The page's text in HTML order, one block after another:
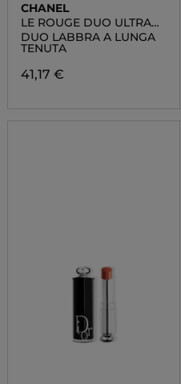
CHANEL
LE ROUGE DUO ULTRA
TENUE
DUO LABBRA A LUNGA
TENUTA
41,17 €